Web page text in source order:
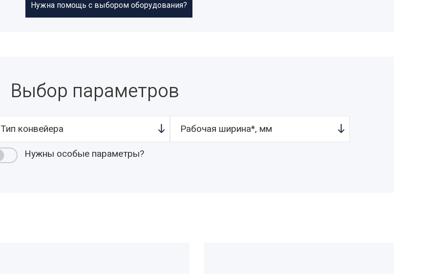
Нужна помощь с выбором оборудования?
Выбор параметров
Тип конвейера Рабочая ширина*, мм
Нужны особые параметры?